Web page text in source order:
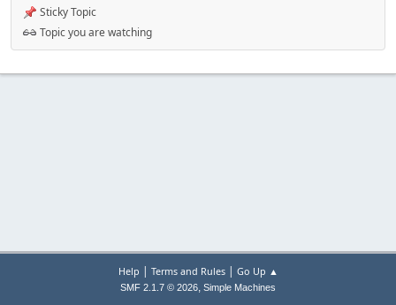
Sticky Topic
Topic you are watching
Help | Terms and Rules| Go Up ▲
SMF 2.1.7 © 2026, Simple Machines